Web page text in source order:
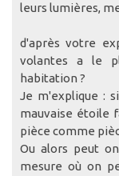
leurs lumières,
d'après votre
volantes a le
habitation ?
Je m'explique :
mauvaise étoile
pièce comme
Ou alors peut
mesure où on